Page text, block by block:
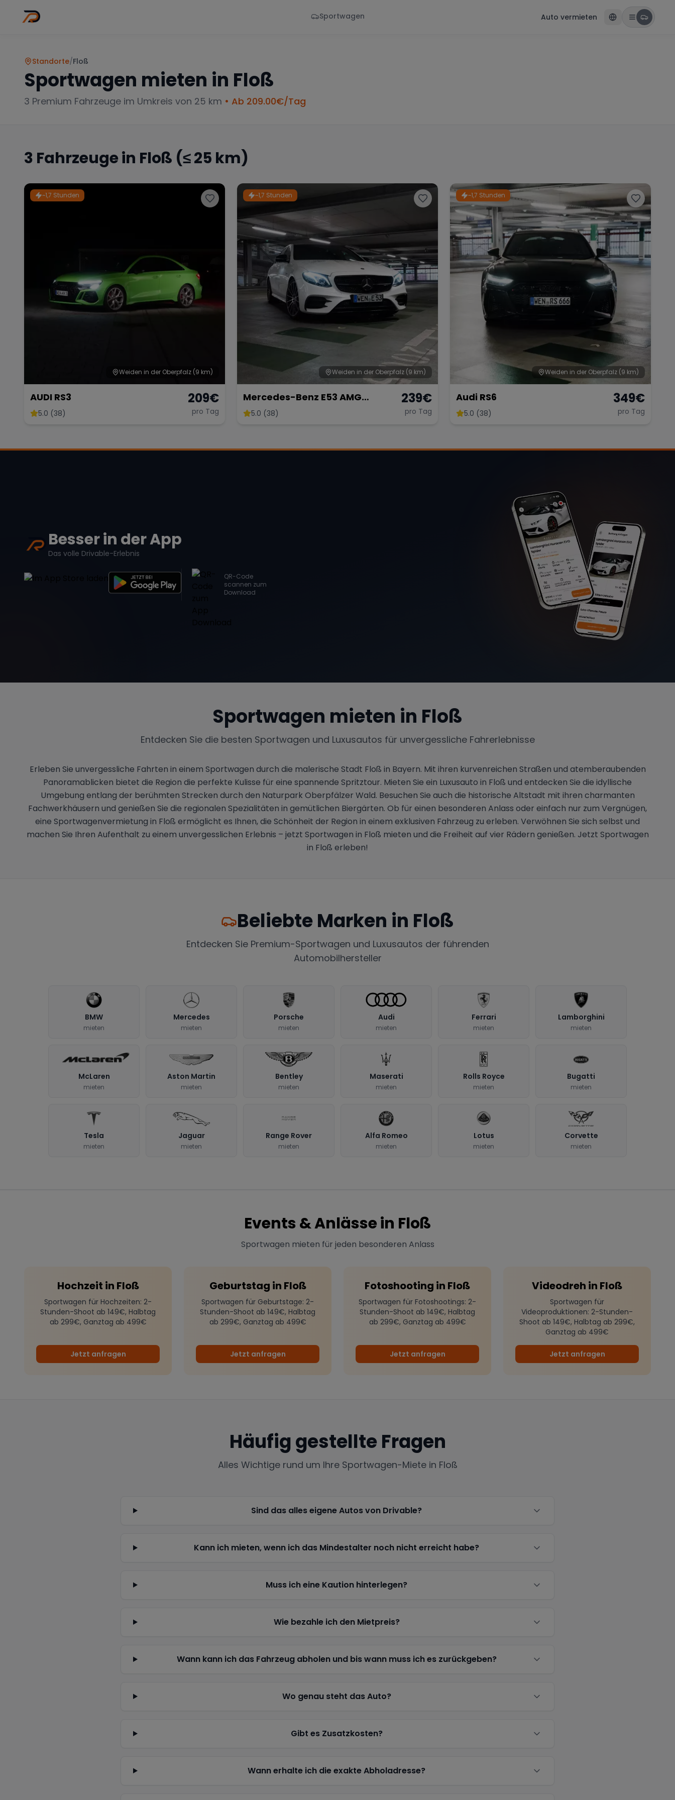
Sportwagen Auto vermieten
Standorte/Floß
Sportwagen mieten in Floß
3 Premium Fahrzeuge im Umkreis von 25 km • Ab 209.00€/Tag
3 Fahrzeuge in Floß (≤ 25 km)
~1,7 Stunden
Weiden in der Oberpfalz (9 km)
AUDI RS3
5.0 (38)
209€
pro Tag
~1,7 Stunden
Weiden in der Oberpfalz (9 km)
Mercedes-Benz E53 AMG
Performance
5.0 (38)
239€
pro Tag
~1,7 Stunden
Weiden in der Oberpfalz (9 km)
Audi RS6
5.0 (38)
349€
pro Tag
Besser in der App
Das volle Drivable-Erlebnis
QR-Code
scannen zum
Download
Sportwagen mieten in Floß
Entdecken Sie die besten Sportwagen und Luxusautos für unvergessliche Fahrerlebnisse
Erleben Sie unvergessliche Fahrten in einem Sportwagen durch die malerische Stadt Floß in Bayern. Mit ihren kurvenreichen Straßen und atemberaubenden
Panoramablicken bietet die Region die perfekte Kulisse für eine spannende Spritztour. Mieten Sie ein Luxusauto in Floß und entdecken Sie die idyllische
Umgebung entlang der berühmten Strecken durch den Naturpark Oberpfälzer Wald. Besuchen Sie auch die historische Altstadt mit ihren charmanten
Fachwerkhäusern und genießen Sie die regionalen Spezialitäten in gemütlichen Biergärten. Ob für einen besonderen Anlass oder einfach nur zum Vergnügen,
eine Sportwagenvermietung in Floß ermöglicht es Ihnen, die Schönheit der Region in einem exklusiven Fahrzeug zu erleben. Verwöhnen Sie sich selbst und
machen Sie Ihren Aufenthalt zu einem unvergesslichen Erlebnis – jetzt Sportwagen in Floß mieten und die Freiheit auf vier Rädern genießen. Jetzt Sportwagen
in Floß erleben!
Beliebte Marken in Floß
Entdecken Sie Premium-Sportwagen und Luxusautos der führenden
Automobilhersteller
BMW
mieten
Mercedes
mieten
Porsche
mieten
Audi
mieten
Ferrari
mieten
Lamborghini
mieten
McLaren
mieten
Aston Martin
mieten
Bentley
mieten
Maserati
mieten
Rolls Royce
mieten
Bugatti
mieten
Tesla
mieten
Jaguar
mieten
Range Rover
mieten
Alfa Romeo
mieten
Lotus
mieten
Corvette
mieten
Events & Anlässe in Floß
Sportwagen mieten für jeden besonderen Anlass
Hochzeit in Floß
Sportwagen für Hochzeiten: 2-
Stunden-Shoot ab 149€, Halbtag
ab 299€, Ganztag ab 499€
Jetzt anfragen
Geburtstag in Floß
Sportwagen für Geburtstage: 2-
Stunden-Shoot ab 149€, Halbtag
ab 299€, Ganztag ab 499€
Jetzt anfragen
Fotoshooting in Floß
Sportwagen für Fotoshootings: 2-
Stunden-Shoot ab 149€, Halbtag
ab 299€, Ganztag ab 499€
Jetzt anfragen
Videodreh in Floß
Sportwagen für
Videoproduktionen: 2-Stunden-
Shoot ab 149€, Halbtag ab 299€,
Ganztag ab 499€
Jetzt anfragen
Häufig gestellte Fragen
Alles Wichtige rund um Ihre Sportwagen-Miete in Floß
Sind das alles eigene Autos von Drivable?
Kann ich mieten, wenn ich das Mindestalter noch nicht erreicht habe?
Muss ich eine Kaution hinterlegen?
Wie bezahle ich den Mietpreis?
Wann kann ich das Fahrzeug abholen und bis wann muss ich es zurückgeben?
Wo genau steht das Auto?
Gibt es Zusatzkosten?
Wann erhalte ich die exakte Abholadresse?